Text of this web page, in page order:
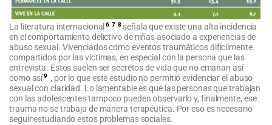
La literatura internacional 6 7 8 señala que existe una alta incidencia
en el comportamiento delictivo de niñas asociado a experiencias de
abuso sexual. Vivenciados como eventos traumáticos difícilmente
compartidos por las víctimas, en especial con la persona que las
entrevista. Estos suelen ser secretos de vida que no emanan así
como así9 , por lo que este estudio no permitió evidenciar el abuso
sexual con claridad. Lo lamentable es que las personas que trabajan
con las adolescentes tampoco pueden observarlo y, finalmente, ese
trauma no se trabaja de manera terapéutica. Por eso es necesario
seguir estudiando estos problemas sociales.